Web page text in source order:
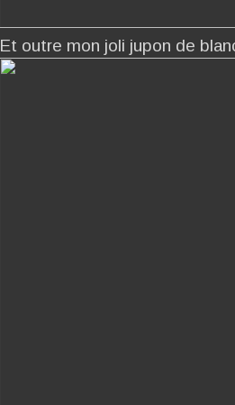
Et outre mon joli jupon de